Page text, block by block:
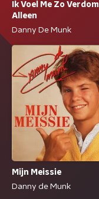
Ik Voel Me Zo
Alleen
Danny De Munk
Mijn Meissie
Danny de Munk